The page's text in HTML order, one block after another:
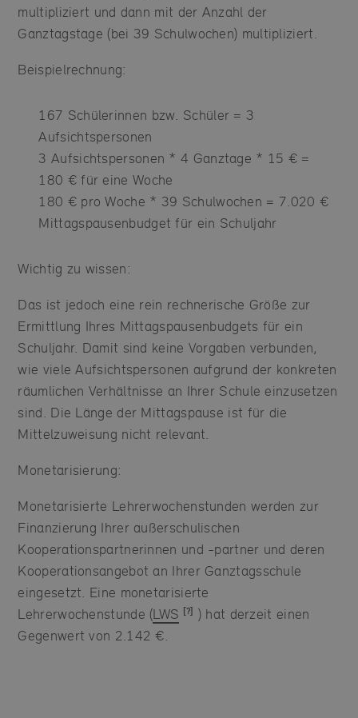
multipliziert und dann mit der Anzahl der
Ganztagstage (bei 39 Schulwochen) multipliziert.
Beispielrechnung:
167 Schülerinnen bzw. Schüler = 3
Aufsichtspersonen
3 Aufsichtspersonen * 4 Ganztage * 15 € =
180 € für eine Woche
180 € pro Woche * 39 Schulwochen = 7.020 €
Mittagspausenbudget für ein Schuljahr
Wichtig zu wissen:
Das ist jedoch eine rein rechnerische Größe zur
Ermittlung Ihres Mittagspausenbudgets für ein
Schuljahr. Damit sind keine Vorgaben verbunden,
wie viele Aufsichtspersonen aufgrund der konkreten
räumlichen Verhältnisse an Ihrer Schule einzusetzen
sind. Die Länge der Mittagspause ist für die
Mittelzuweisung nicht relevant.
Monetarisierung:
Monetarisierte Lehrerwochenstunden werden zur
Finanzierung Ihrer außerschulischen
Kooperationspartnerinnen und -partner und deren
Kooperationsangebot an Ihrer Ganztagsschule
eingesetzt. Eine monetarisierte
Lehrerwochenstunde (LWS
) hat derzeit einen
Gegenwert von 2.142 €.